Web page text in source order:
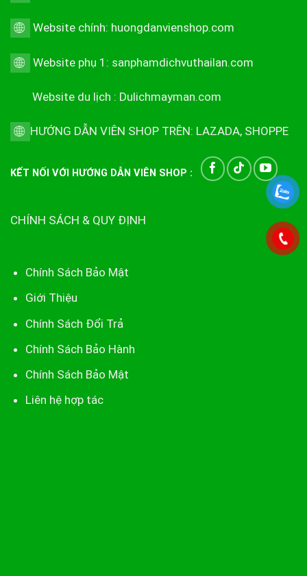
Website chính: huongdanvienshop.com
Website phụ 1: sanphamdichvuthailan.com
Website du lịch : Dulichmayman.com
HƯỚNG DẪN VIÊN SHOP TRÊN: LAZADA, SHOPPE
KẾT NỐI VỚI HƯỚNG DẪN VIÊN SHOP :
CHÍNH SÁCH & QUY ĐỊNH
Chính Sách Bảo Mật
Giới Thiệu
Chính Sách Đổi Trả
Chính Sách Bảo Hành
Chính Sách Bảo Mật
Liên hệ hợp tác